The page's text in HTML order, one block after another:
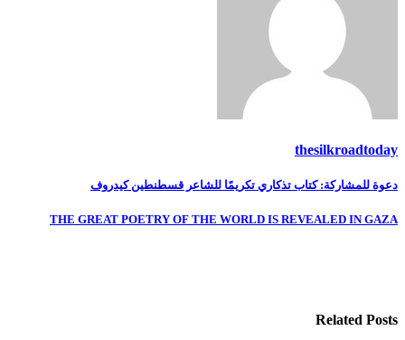
thesilkroadtoday
تصفّح
المقالات
دعوة للمشاركة: كتاب تذكاري تكريمًا للشاعر قسطنطين كيدروف
THE GREAT POETRY OF THE WORLD IS REVEALED IN GAZA
Related Posts